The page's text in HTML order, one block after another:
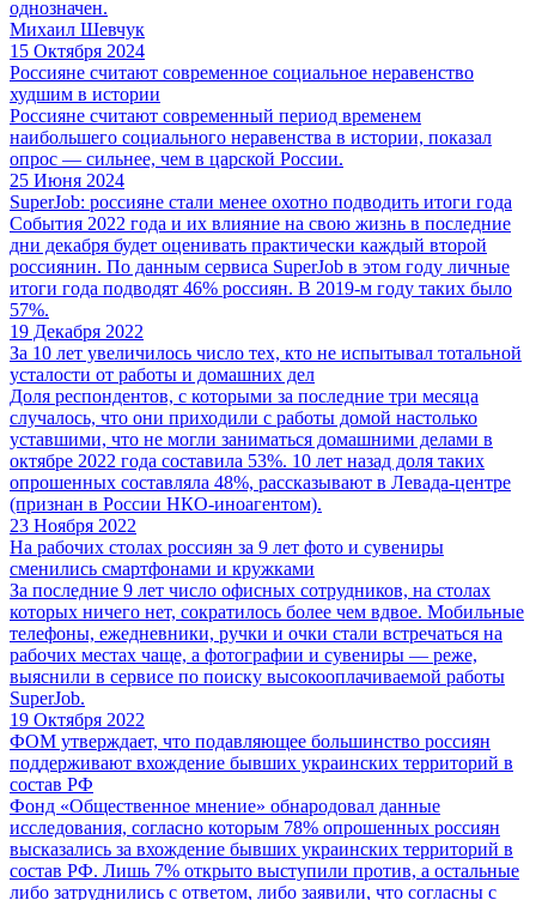
однозначен.
Михаил Шевчук
15 Октября 2024
Россияне считают современное социальное неравенство
худшим в истории
Россияне считают современный период временем
наибольшего социального неравенства в истории, показал
опрос — сильнее, чем в царской России.
25 Июня 2024
SuperJob: россияне стали менее охотно подводить итоги года
События 2022 года и их влияние на свою жизнь в последние
дни декабря будет оценивать практически каждый второй
россиянин. По данным сервиса SuperJob в этом году личные
итоги года подводят 46% россиян. В 2019-м году таких было
57%.
19 Декабря 2022
За 10 лет увеличилось число тех, кто не испытывал тотальной
усталости от работы и домашних дел
Доля респондентов, с которыми за последние три месяца
случалось, что они приходили с работы домой настолько
уставшими, что не могли заниматься домашними делами в
октябре 2022 года составила 53%. 10 лет назад доля таких
опрошенных составляла 48%, рассказывают в Левада-центре
(признан в России НКО-иноагентом).
23 Ноября 2022
На рабочих столах россиян за 9 лет фото и сувениры
сменились смартфонами и кружками
За последние 9 лет число офисных сотрудников, на столах
которых ничего нет, сократилось более чем вдвое. Мобильные
телефоны, ежедневники, ручки и очки стали встречаться на
рабочих местах чаще, а фотографии и сувениры — реже,
выяснили в сервисе по поиску высокооплачиваемой работы
SuperJob.
19 Октября 2022
ФОМ утверждает, что подавляющее большинство россиян
поддерживают вхождение бывших украинских территорий в
состав РФ
Фонд «Общественное мнение» обнародовал данные
исследования, согласно которым 78% опрошенных россиян
высказались за вхождение бывших украинских территорий в
состав РФ. Лишь 7% открыто выступили против, а остальные
либо затруднились с ответом, либо заявили, что согласны с